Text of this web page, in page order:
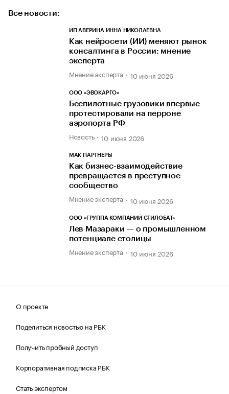
Все новости:
ИП АВЕРИНА ИННА НИКОЛАЕВНА
Как нейросети (ИИ) меняют рынок
консалтинга в России: мнение
эксперта
Мнение эксперта 10 июня 2026
ООО «ЭВОКАРГО»
Беспилотные грузовики впервые
протестировали на перроне
аэропорта РФ
Новость 10 июня 2026
МАК ПАРТНЕРЫ
Как бизнес-взаимодействие
превращается в преступное
сообщество
Мнение эксперта 10 июня 2026
ООО «ГРУППА КОМПАНИЙ СТИЛОБАТ»
Лев Мазараки — о промышленном
потенциале столицы
Мнение эксперта 10 июня 2026
О проекте
Поделиться новостью на РБК
Получить пробный доступ
Корпоративная подписка РБК
Стать экспертом